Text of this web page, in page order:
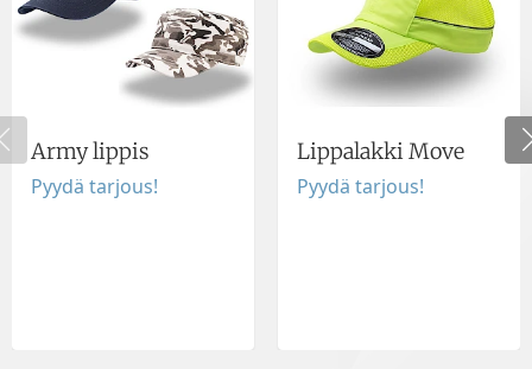
Army lippis
Pyydä tarjous!
Lippalakki Move
Pyydä tarjous!